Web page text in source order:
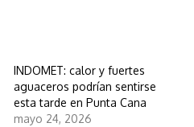
INDOMET: calor y fuertes
aguaceros podrían sentirse
esta tarde en Punta Cana
mayo 24, 2026